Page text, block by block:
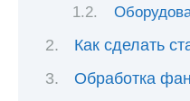
Как сделать
Обработка